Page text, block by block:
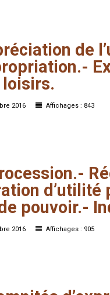
de
loisirs.
2016 Affichages : 843
d’utilité
pouvoir.-
2016 Affichages : 905